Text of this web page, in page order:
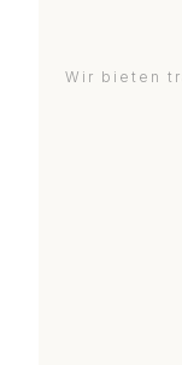
Wir bieten